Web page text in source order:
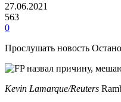
27.06.2021
563
0
Прослушать новость
Kevin Lamarque/Reuters